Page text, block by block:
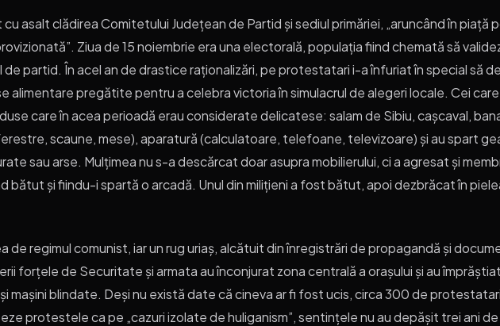
cu asalt clădirea Comitetului Județean de Partid și sediul primăriei, „aruncând în piață
Ziua de 15 noiembrie era una electorală, populația fiind chemată să
partid. În acel an de drastice raționalizări, pe protestatari i-a înfuriat în special să
alimentare pregătite pentru a celebra victoria în simulacrul de alegeri locale. Cei
care în acea perioadă erau considerate delicatese: salam de Sibiu, cașcaval,
scaune, mese), aparatură (calculatoare, telefoane, televizoare) și au spart
sau arse. Mulțimea nu s-a descărcat doar asupra mobilierului, ci a agresat și
bătut și fiindu-i spartă o arcadă. Unul din milițieni a fost bătut, apoi dezbrăcat în
regimul comunist, iar un rug uriaș, alcătuit din înregistrări de propagandă și
forțele de Securitate și armata au înconjurat zona centrală a orașului și au
mașini blindate. Deși nu există date că cineva ar fi fost ucis, circa 300 de
protestele ca pe „cazuri izolate de huliganism”, sentințele nu au depășit trei ani